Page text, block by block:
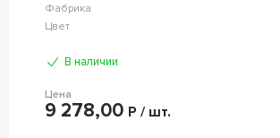
Фабрика
Цвет
В наличии
Цена
9 278,00 Р / шт.